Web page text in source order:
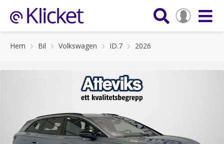
Hem Bil Volkswagen ID.7 2026